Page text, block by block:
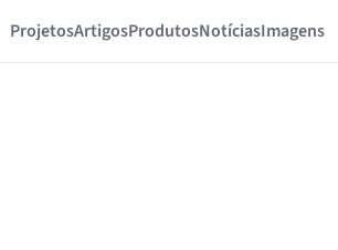
ProjetosArtigosProdutosNotíciasImagens